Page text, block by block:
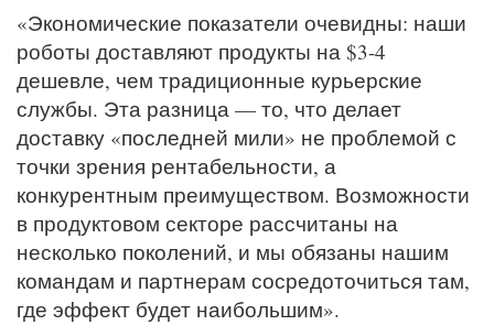
«Экономические показатели очевидны: наши
роботы доставляют продукты на $3-4
дешевле, чем традиционные курьерские
службы. Эта разница — то, что делает
доставку «последней мили» не проблемой с
точки зрения рентабельности, а
конкурентным преимуществом. Возможности
в продуктовом секторе рассчитаны на
несколько поколений, и мы обязаны нашим
командам и партнерам сосредоточиться там,
где эффект будет наибольшим».